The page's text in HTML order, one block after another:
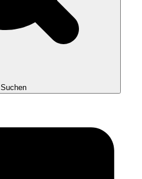
Suchen